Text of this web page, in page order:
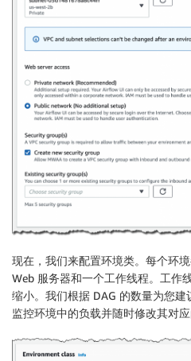
现在，我们来配置环境类。每个环
Web 服务器和一个工作线程。工作
缩小。我们根据 DAG 的数量为您
监控环境中的负载并随时修改其对应